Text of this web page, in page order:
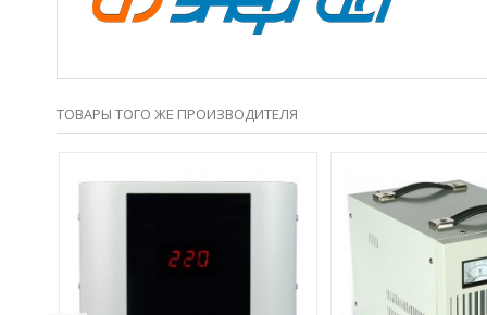
ТОВАРЫ ТОГО ЖЕ ПРОИЗВОДИТЕЛЯ